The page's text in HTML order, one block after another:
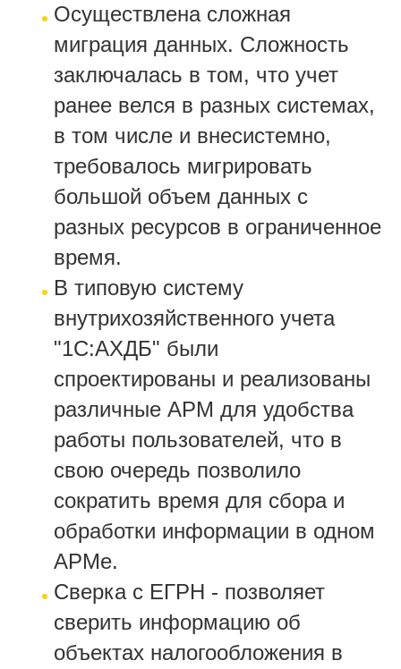
Осуществлена сложная
миграция данных. Сложность
заключалась в том, что учет
ранее велся в разных системах,
в том числе и внесистемно,
требовалось мигрировать
большой объем данных с
разных ресурсов в ограниченное
время.
В типовую систему
внутрихозяйственного учета
"1С:АХДБ" были
спроектированы и реализованы
различные АРМ для удобства
работы пользователей, что в
свою очередь позволило
сократить время для сбора и
обработки информации в одном
АРМе.
Сверка с ЕГРН - позволяет
сверить информацию об
объектах налогообложения в